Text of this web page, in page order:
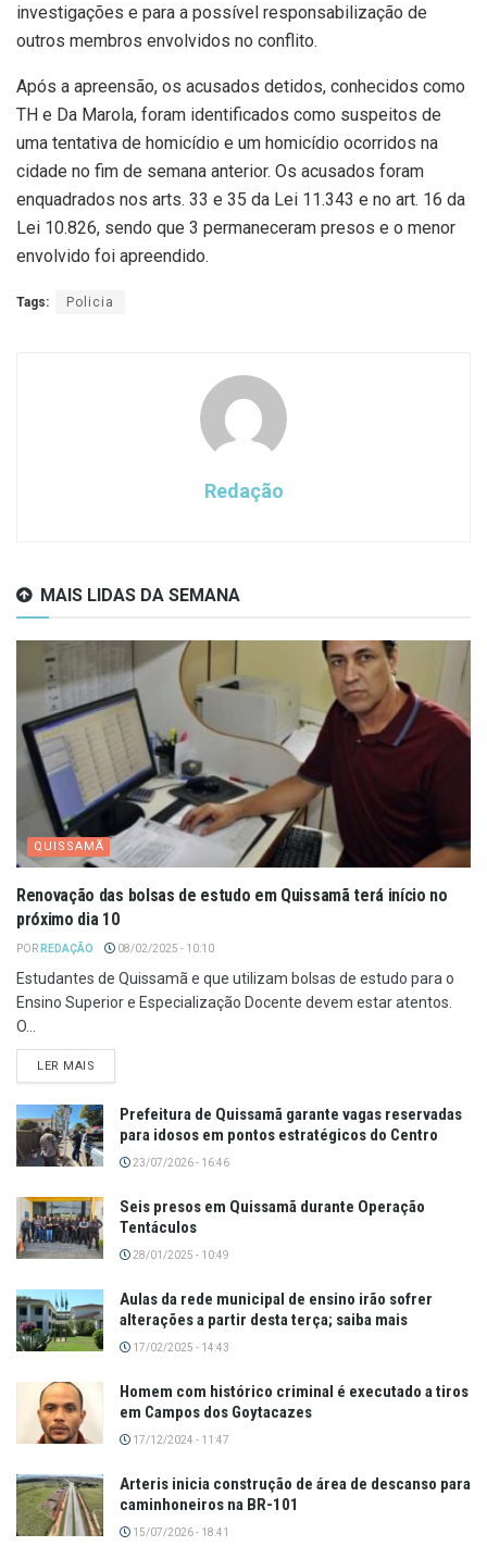
investigações e para a possível responsabilização de
outros membros envolvidos no conflito.
Após a apreensão, os acusados detidos, conhecidos como
TH e Da Marola, foram identificados como suspeitos de
uma tentativa de homicídio e um homicídio ocorridos na
cidade no fim de semana anterior. Os acusados foram
enquadrados nos arts. 33 e 35 da Lei 11.343 e no art. 16 da
Lei 10.826, sendo que 3 permaneceram presos e o menor
envolvido foi apreendido.
Tags: Policia
Redação
MAIS LIDAS DA SEMANA
QUISSAMÃ
Renovação das bolsas de estudo em Quissamã terá início no
próximo dia 10
POR REDAÇÃO 08/02/2025 - 10:10
Estudantes de Quissamã e que utilizam bolsas de estudo para o
Ensino Superior e Especialização Docente devem estar atentos.
O...
LER MAIS
Prefeitura de Quissamã garante vagas reservadas
para idosos em pontos estratégicos do Centro
23/07/2026 - 16:46
Seis presos em Quissamã durante Operação
Tentáculos
28/01/2025 - 10:49
Aulas da rede municipal de ensino irão sofrer
alterações a partir desta terça; saiba mais
17/02/2025 - 14:43
Homem com histórico criminal é executado a tiros
em Campos dos Goytacazes
17/12/2024 - 11:47
Arteris inicia construção de área de descanso para
caminhoneiros na BR-101
15/07/2026 - 18:41